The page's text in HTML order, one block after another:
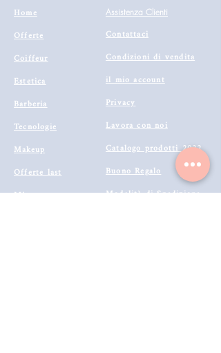
Home
Offerte
Coiffeur
Estetica
Barberia
Tecnologie
Makeup
Offerte last
Minute
Assistenza Clienti
Contattaci
Condizioni di vendita
il mio account
Privacy
Lavora con noi
Catalogo prodotti 2022
Buono Regalo
Modalità di Spedizione